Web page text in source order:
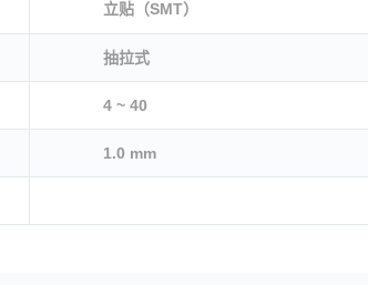
立贴（SMT）
抽拉式
4 ~ 40
1.0 mm